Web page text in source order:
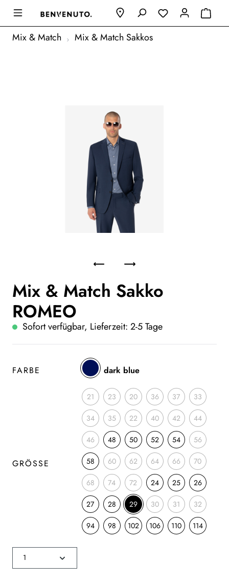
Mix & Match Mix & Match Sakkos
Mix & Match Sakko
ROMEO
Sofort verfügbar, Lieferzeit: 2-5 Tage
FARBE dark blue
GRÖSSE
21 23 20 36 37 33
34 35 22 40 42 44
46 48 50 52 54 56
58 60 62 64 66 70
68 74 72 24 25 26
27 28 29 30 31 32
94 98 102 106 110 114